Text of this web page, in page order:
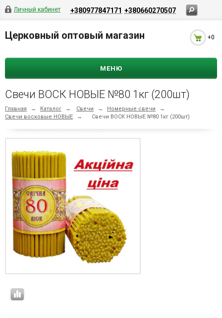
Личный кабинет +380977847171 +380660270507
Церковный оптовый магазин +0
МЕНЮ
Свечи ВОСК НОВЫЕ №80 1кг (200шт)
Главная → Каталог → Свечи → Номерные свечи
→
Свечи восковые НОВЫЕ
→ Свечи ВОСК НОВЫЕ №80 1кг (200шт)